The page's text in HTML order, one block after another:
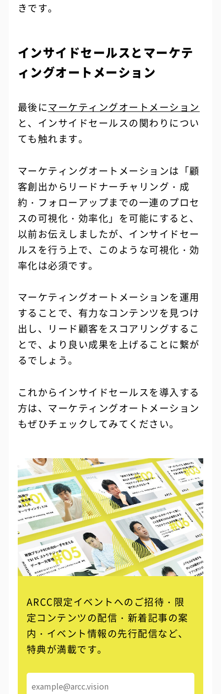
きです。
インサイドセールスとマーケテ
ィングオートメーション
最後にマーケティングオートメーション
と、インサイドセールスの関わりについ
ても触れます。
マーケティングオートメーションは「顧
客創出からリードナーチャリング・成
約・フォローアップまでの一連のプロセ
スの可視化・効率化」を可能にすると、
以前お伝えしましたが、インサイドセー
ルスを行う上で、このような可視化・効
率化は必須です。
マーケティングオートメーションを運用
することで、有力なコンテンツを見つけ
出し、リード顧客をスコアリングするこ
とで、より良い成果を上げることに繋が
るでしょう。
これからインサイドセールスを導入する
方は、マーケティングオートメーション
もぜひチェックしてみてください。
ARCC限定イベントへのご招待・限
定コンテンツの配信・ 新着記事の案
内・イベント情報の先行配信など、
特典が満載です。